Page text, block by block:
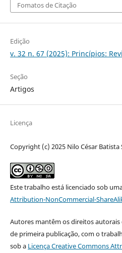
Fomatos de Citação
Edição
v. 32 n. 67 (2025): Princípios:
Seção
Artigos
Licença
Copyright (c) 2025 Nilo César Batista
Este trabalho está licenciado sob
Attribution-NonCommercial-
Autores mantêm os direitos
de primeira publicação, com o
sob a Licença Creative Commons